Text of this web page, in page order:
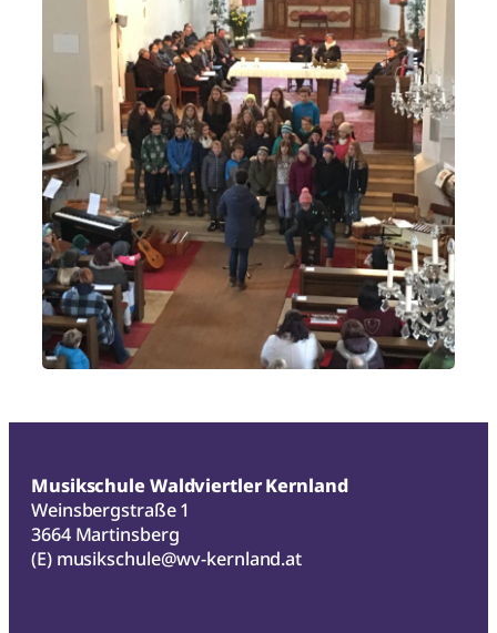
Musikschule Waldviertler Kernland
Weinsbergstraße 1
3664 Martinsberg
(E) musikschule@wv-kernland.at